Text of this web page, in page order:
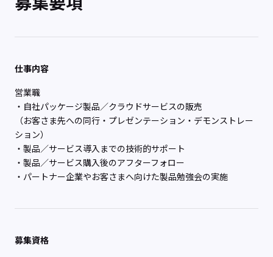
仕事内容
営業職
・自社パッケージ製品／クラウドサービスの販売
（お客さま先への同行・プレゼンテーション・デモンストレー
ション）
・製品／サービス導入までの技術的サポート
・製品／サービス購入後のアフターフォロー
・パートナー企業やお客さまへ向けた製品勉強会の実施
募集資格